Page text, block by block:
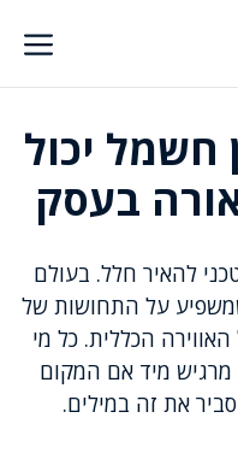
חשמל יכול
בעסק
להאיר חלל. בעולם
על התחושות של
הכללית. כל מי
מיד אם המקום
את זה במילים.